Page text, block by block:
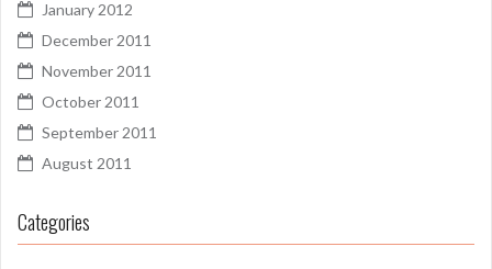
January 2012
December 2011
November 2011
October 2011
September 2011
August 2011
Categories